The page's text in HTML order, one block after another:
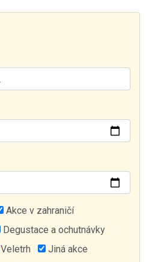
Akce v zahraničí
Degustace a ochutnávky
Veletrh
Jiná akce